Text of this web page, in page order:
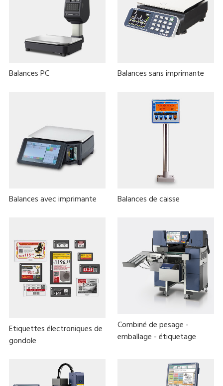
Balances PC Balances sans imprimante
Balances avec imprimante Balances de caisse
Etiquettes électroniques de
gondole
Combiné de pesage -
emballage - étiquetage